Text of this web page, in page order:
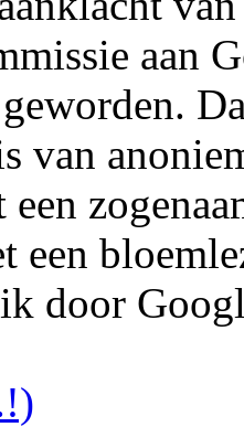
aan
van
een
een
door